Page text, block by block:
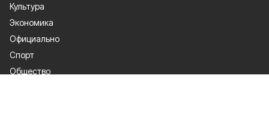
Культура
Экономика
Официально
Спорт
Общество